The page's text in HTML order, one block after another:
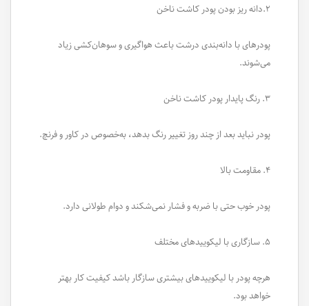
۲.دانه ریز بودن پودر کاشت ناخن
پودرهای با دانه‌بندی درشت باعث هواگیری و سوهان‌کشی زیاد
می‌شوند.
۳. رنگ پایدار پودر کاشت ناخن
پودر نباید بعد از چند روز تغییر رنگ بدهد، به‌خصوص در کاور و فرنچ.
۴. مقاومت بالا
پودر خوب حتی با ضربه و فشار نمی‌شکند و دوام طولانی دارد.
۵. سازگاری با لیکوییدهای مختلف
هرچه پودر با لیکوییدهای بیشتری سازگار باشد کیفیت کار بهتر
خواهد بود.